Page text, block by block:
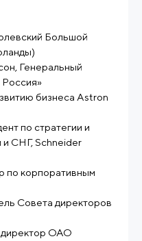
Большой
Генеральный
Россия»
бизнеса Astron
по стратегии и
и СНГ, Schneider
по корпоративным
Совета директоров
директор ОАО